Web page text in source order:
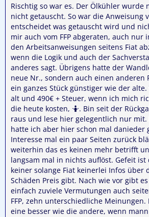
Rischtig so war es. Der Ölkühler wurde
nicht getauscht. So war die Anweisung
entscheidet was getauscht wird und
mir auch vom FFP abgeraten, auch nur
den Arbeitsanweisungen seitens Fiat
wenn die Logik und auch der
anderes sagt. Übrigens hatte der
neue Nr., sondern auch einen anderen
ein ganzes Stück günstiger wie der
alt und 490€ + Steuer, wenn ich mich
die heute kosten, 🤷. Bin seit der
raus und lese hier gelegentlich nur
hatte ich aber hier schon mal danieder
Interesse mal ein paar Seiten zurück
weiterhin das es keinen mehr betrifft
langsam mal in nichts auflöst. Gefeit
keiner solange Fiat keinerlei Infos über
Schäden Preis gibt. Nach wie vor gibt
einfach zuviele Vermutungen auch
FFP, zehn unterschiedliche
eine besser wie die andere, wenn